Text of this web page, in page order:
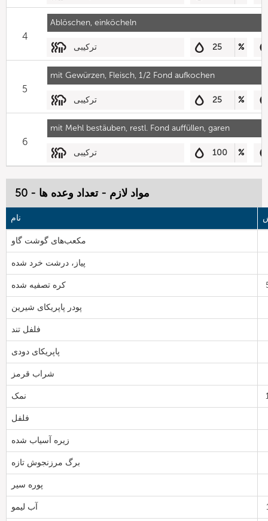
Ablöschen, einköcheln
4
ترکیبی 25 %
mit Gewürzen, Fleisch, 1/2 Fond aufkochen
5
ترکیبی 25 %
mit Mehl bestäuben, restl. Fond auffüllen, garen
6
ترکیبی 100 %
مواد لازم - تعداد وعده ها - 50
نام
مکعب‌های گوشت گاو
پیاز، درشت خرد شده
کره تصفیه شده
پودر پاپریکای شیرین
فلفل تند
پاپریکای دودی
شراب قرمز
نمک
فلفل
زیره آسیاب شده
برگ مرزنجوش تازه
پوره سیر
آب لیمو